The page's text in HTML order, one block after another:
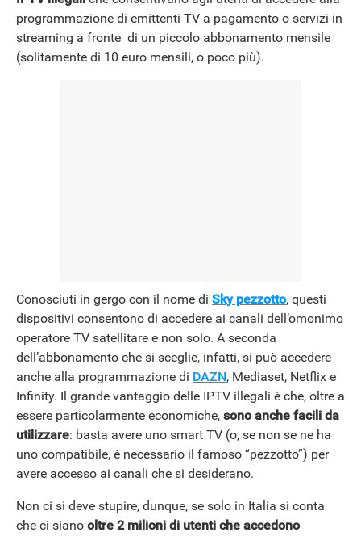
NEWS
programmazione di emittenti TV a pagamento o servizi in
streaming a fronte di un piccolo abbonamento mensile
(solitamente di 10 euro mensili, o poco più).
Conosciuti in gergo con il nome di Sky pezzotto, questi
dispositivi consentono di accedere ai canali dell’omonimo
operatore TV satellitare e non solo. A seconda
dell’abbonamento che si sceglie, infatti, si può accedere
anche alla programmazione di DAZN, Mediaset, Netflix e
Infinity. Il grande vantaggio delle IPTV illegali è che, oltre a
essere particolarmente economiche, sono anche facili da
utilizzare: basta avere uno smart TV (o, se non se ne ha
uno compatibile, è necessario il famoso “pezzotto”) per
avere accesso ai canali che si desiderano.
Non ci si deve stupire, dunque, se solo in Italia si conta
che ci siano oltre 2 milioni di utenti che accedono